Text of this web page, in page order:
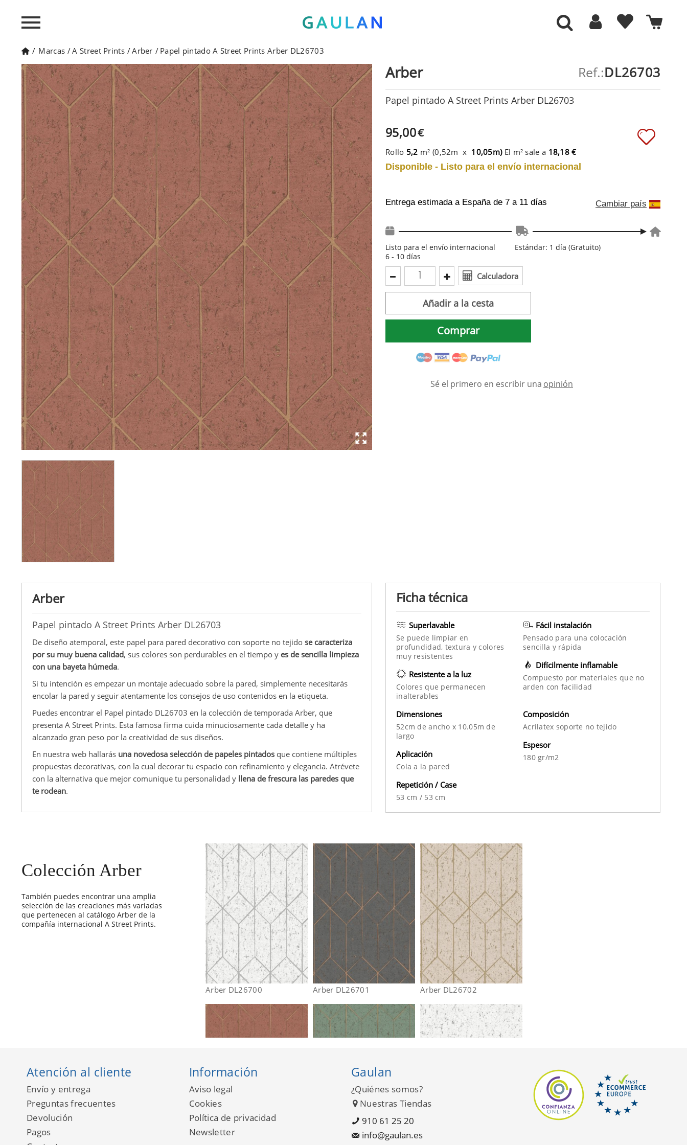
/ Marcas /A Street Prints /Arber / Papel pintado A Street Prints Arber DL26703
Arber
Papel pintado A Street Prints Arber DL26703
De diseño atemporal, este papel para pared decorativo con soporte no tejido se caracteriza
por su muy buena calidad, sus colores son perdurables en el tiempo y es de sencilla limpieza
con una bayeta húmeda.
Si tu intención es empezar un montaje adecuado sobre la pared, simplemente necesitarás
encolar la pared y seguir atentamente los consejos de uso contenidos en la etiqueta.
Puedes encontrar el Papel pintado DL26703 en la colección de temporada Arber, que
presenta A Street Prints. Esta famosa firma cuida minuciosamente cada detalle y ha
alcanzado gran peso por la creatividad de sus diseños.
En nuestra web hallarás una novedosa selección de papeles pintados que contiene múltiples
propuestas decorativas, con la cual decorar tu espacio con refinamiento y elegancia. Atrévete
con la alternativa que mejor comunique tu personalidad y llena de frescura las paredes que
te rodean.
Arber DL26703
Ref.:
Papel pintado A Street Prints Arber DL26703
95,00€
Rollo 5,2 m² (0,52m x 10,05m) El m² sale a 18,18 €
Disponible - Listo para el envío internacional
Entrega estimada a España de 7 a 11 días Cambiar país
Listo para el envío internacional
6 - 10 días
Estándar: 1 día (Gratuito)
Calculadora
Añadir a la cesta
Comprar
Sé el primero en escribir una opinión
Ficha técnica
Superlavable
Se puede limpiar en
profundidad, textura y colores
muy resistentes
Resistente a la luz
Colores que permanecen
inalterables
Fácil instalación
Pensado para una colocación
sencilla y rápida
Difícilmente inflamable
Compuesto por materiales que no
arden con facilidad
Dimensiones
52cm de ancho x 10.05m de
largo
Aplicación
Cola a la pared
Repetición / Case
53 cm / 53 cm
Composición
Acrilatex soporte no tejido
Espesor
180 gr/m2
Colección Arber
También puedes encontrar una amplia
selección de las creaciones más variadas
que pertenecen al catálogo Arber de la
compañía internacional A Street Prints.
Arber DL26700 Arber DL26701 Arber DL26702
Atención al cliente
Envío y entrega
Preguntas frecuentes
Devolución
Pagos
Información
Aviso legal
Cookies
Política de privacidad
Newsletter
Gaulan
¿Quiénes somos?
Nuestras Tiendas
910 61 25 20
info@gaulan.es